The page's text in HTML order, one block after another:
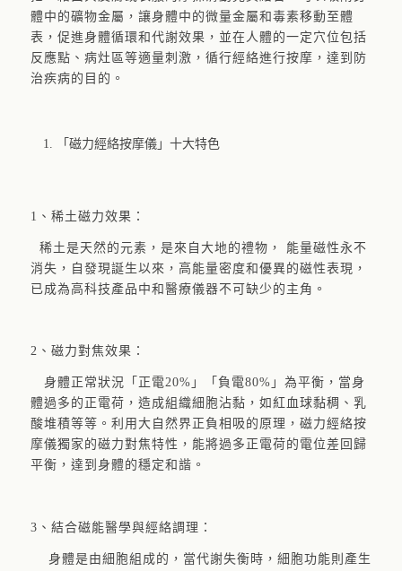
體中的礦物金屬，讓身體中的微量金屬和毒素移動至體
表，促進身體循環和代謝效果，並在人體的一定穴位包括
反應點、病灶區等適量刺激，循行經絡進行按摩，達到防
治疾病的目的。
「磁力經絡按摩儀」十大特色
1、稀土磁力效果：
稀土是天然的元素，是來自大地的禮物， 能量磁性永不
消失，自發現誕生以來，高能量密度和優異的磁性表現，
已成為高科技產品中和醫療儀器不可缺少的主角。
2、磁力對焦效果：
身體正常狀況「正電20%」「負電80%」為平衡，當身
體過多的正電荷，造成組織細胞沾黏，如紅血球黏稠、乳
酸堆積等等。利用大自然界正負相吸的原理，磁力經絡按
摩儀獨家的磁力對焦特性，能將過多正電荷的電位差回歸
平衡，達到身體的穩定和諧。
3、結合磁能醫學與經絡調理：
身體是由細胞組成的，當代謝失衡時，細胞功能則產生